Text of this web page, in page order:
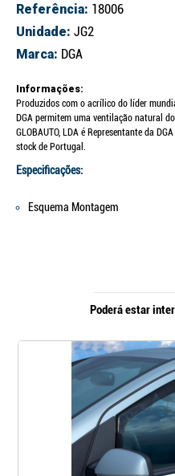
Referência: 18006
Unidade: JG2
Marca: DGA
Informações:
Produzidos com o acrílico do líder
DGA permitem uma ventilação natural
GLOBAUTO, LDA é Representante da
stock de Portugal.
Especificações:
Esquema Montagem
Poderá estar